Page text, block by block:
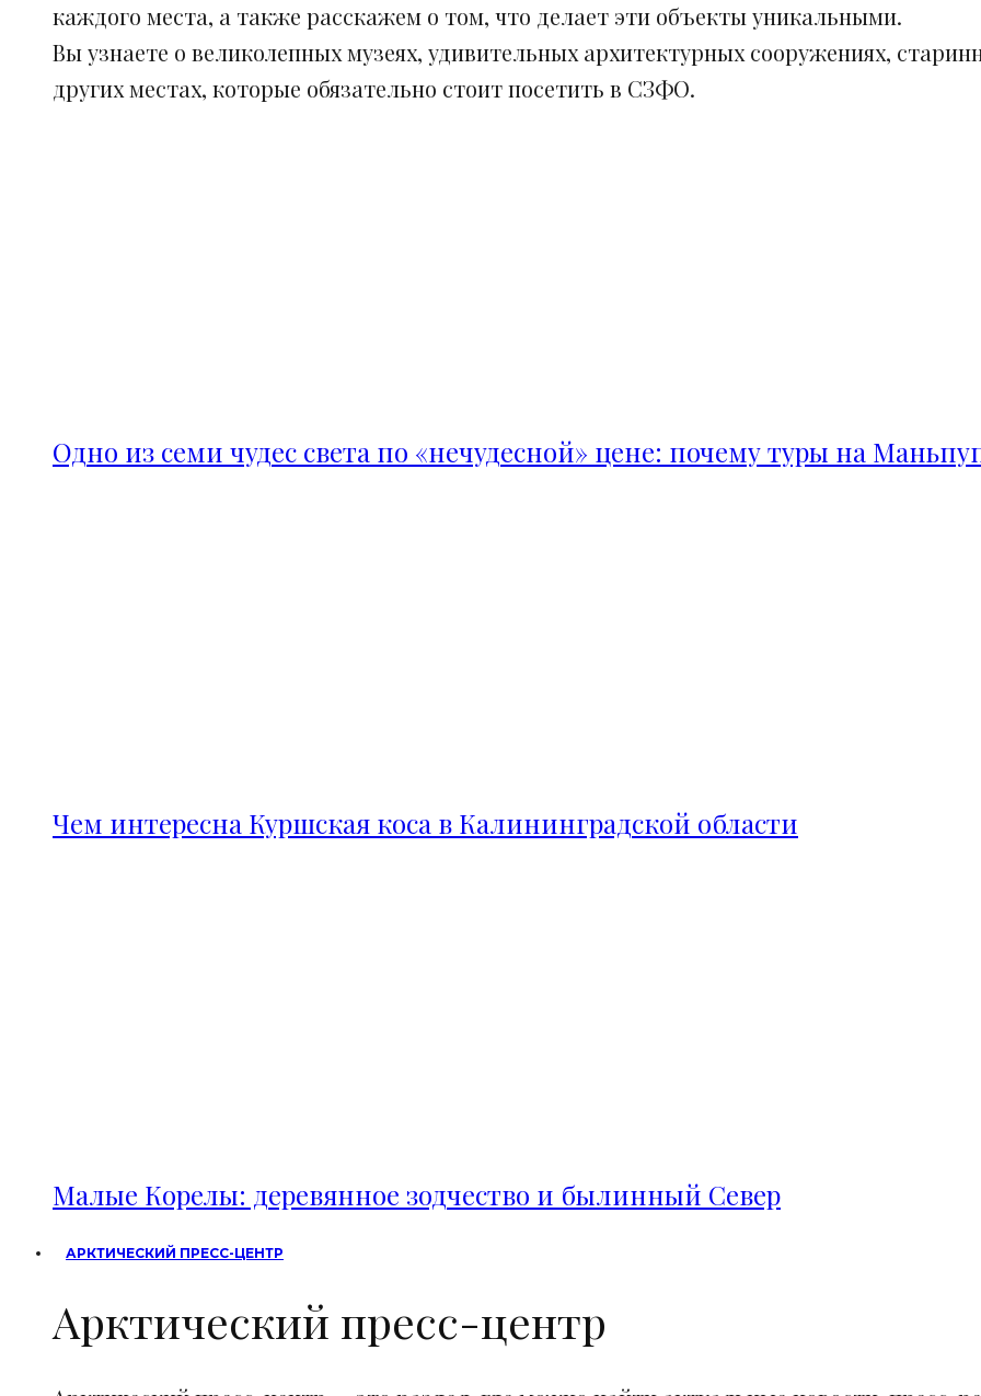
каждого места, а также расскажем о том, что делает эти объекты уникальными.
Вы узнаете о великолепных музеях, удивительных архитектурных сооружениях,
других местах, которые обязательно стоит посетить в СЗФО.
Одно из семи чудес света по «нечудесной» цене: почему туры на
Чем интересна Куршская коса в Калининградской области
Малые Корелы: деревянное зодчество и былинный Север
АРКТИЧЕСКИЙ ПРЕСС-ЦЕНТР
Арктический пресс-центр